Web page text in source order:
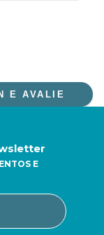
E AVALIE
E